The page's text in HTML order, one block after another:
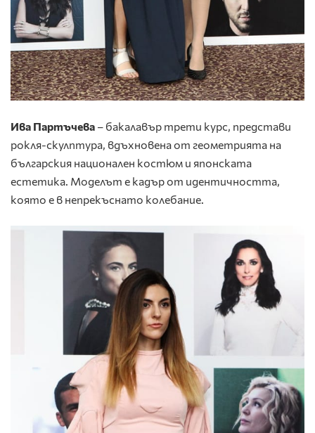
Ива Партъчева – бакалавър трети курс, представи
рокля-скулптура, вдъхновена от геометрията на
българския национален костюм и японската
естетика. Моделът е кадър от идентичността,
която е в непрекъснато колебание.